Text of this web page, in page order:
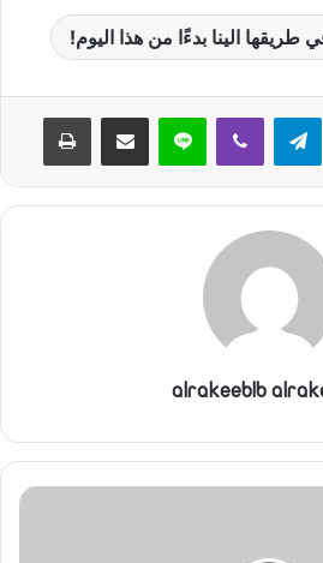
الينا بدءًا من هذا اليوم!
واتساب لاين
alrakeeblb